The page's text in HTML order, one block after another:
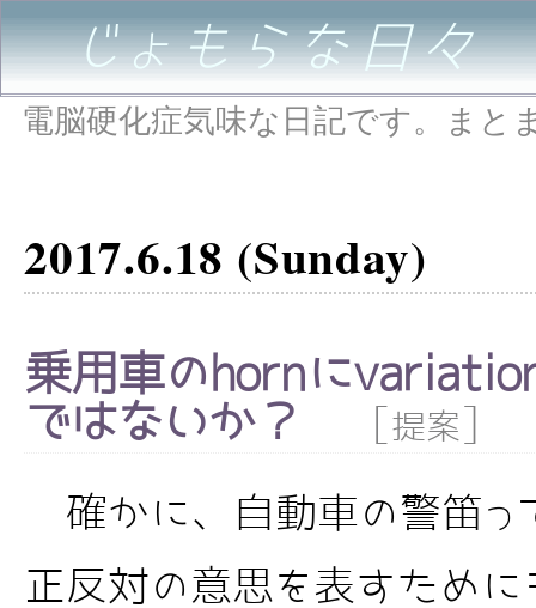
じょもらな日々
電脳硬化症気味な日記です。まと
2017.6.18 (Sunday)
乗用車のhornに
ではないか？
提案
確かに、自動車の警笛っ
正反対の意思を表すために